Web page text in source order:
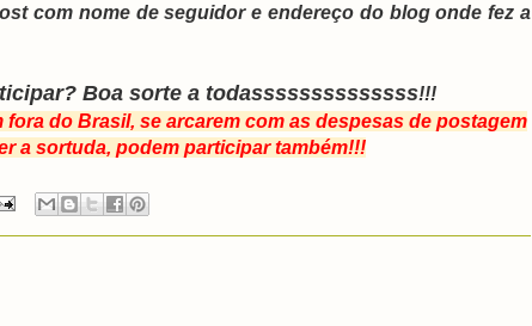
com nome de seguidor e endereço do blog onde fez a
Boa sorte a todassssssssssssss!!!
do Brasil, se arcarem com as despesas de postagem
a sortuda, podem participar também!!!